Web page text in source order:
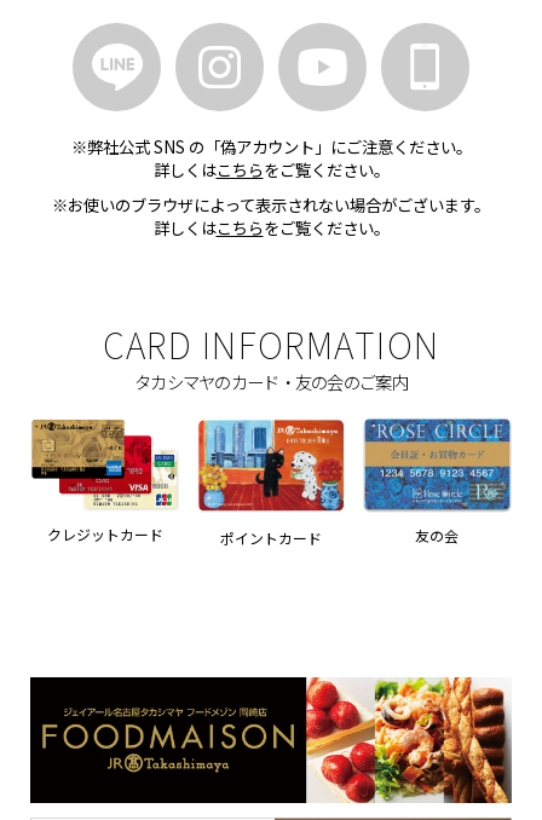
※弊社公式 SNS の「偽アカウント」にご注意ください。
詳しくはこちらをご覧ください。
※お使いのブラウザによって表示されない場合がございます。
詳しくはこちらをご覧ください。
CARD INFORMATION
タカシマヤのカード・友の会のご案内
クレジットカード ポイントカード 友の会